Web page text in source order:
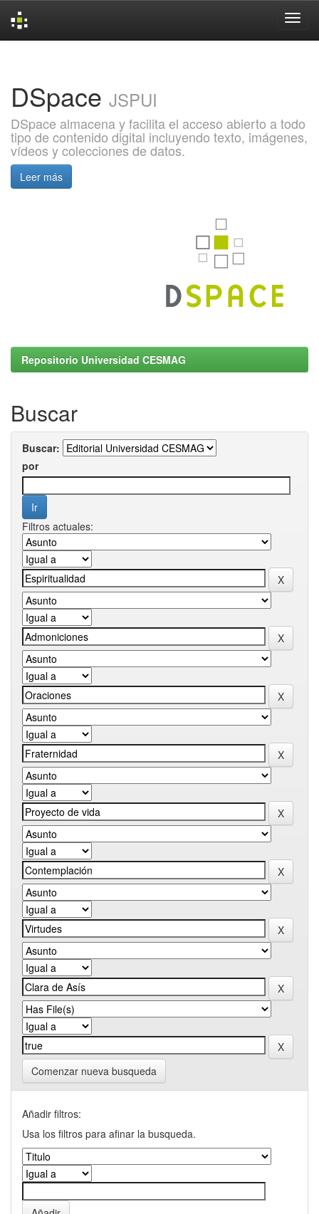
DSpace JSPUI
DSpace almacena y facilita el acceso abierto a todo
tipo de contenido digital incluyendo texto, imágenes,
vídeos y colecciones de datos.
Leer más
Repositorio Universidad CESMAG
Buscar
Buscar:
por
Filtros actuales:
Comenzar nueva busqueda
Añadir filtros:
Usa los filtros para afinar la busqueda.